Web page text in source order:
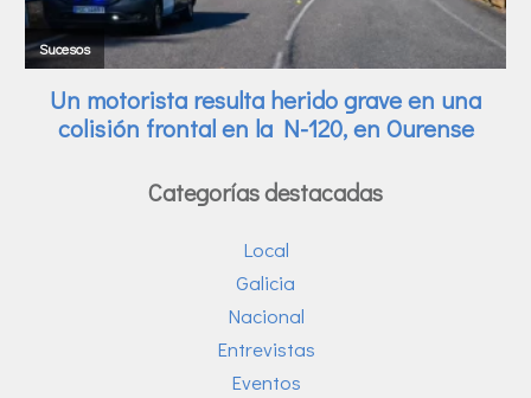
Categorías destacadas
Local
Galicia
Nacional
Entrevistas
Eventos